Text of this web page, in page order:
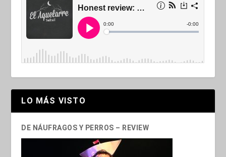
LO MÁS VISTO
DE NÁUFRAGOS Y PERROS – REVIEW